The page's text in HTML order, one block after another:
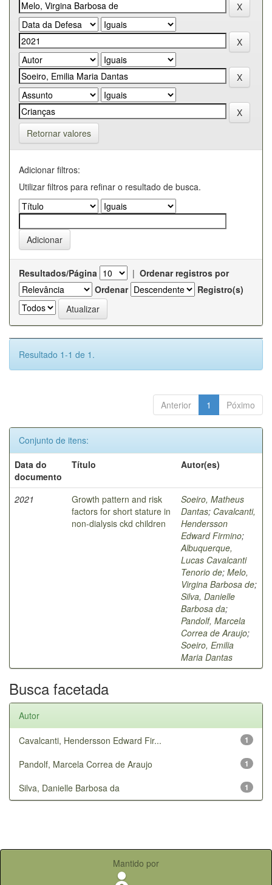
Retornar valores
Adicionar filtros:
Utilizar filtros para refinar o resultado de busca.
Resultados/Página | Ordenar registros por
Ordenar
Registro(s)
Resultado 1-1 de 1.
Anterior 1 Póximo
Conjunto de itens:
Data do
documento
Título Autor(es)
2021
Growth pattern and risk
factors for short stature in
non-dialysis ckd children
Soeiro, Matheus
Dantas; Cavalcanti,
Hendersson
Edward Firmino;
Albuquerque,
Lucas Cavalcanti
Tenorio de; Melo,
Virgina Barbosa de;
Silva, Danielle
Barbosa da;
Pandolf, Marcela
Correa de Araujo;
Soeiro, Emilia
Maria Dantas
Busca facetada
Autor
1
Cavalcanti, Hendersson Edward Fir...
1
Pandolf, Marcela Correa de Araujo
1
Silva, Danielle Barbosa da
Mantido por